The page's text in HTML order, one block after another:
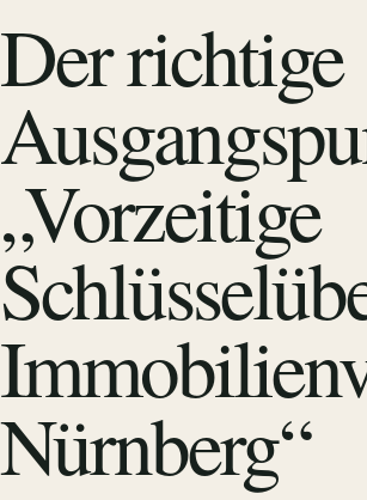
Der richtige
„Vorzeitige
Nürnberg“